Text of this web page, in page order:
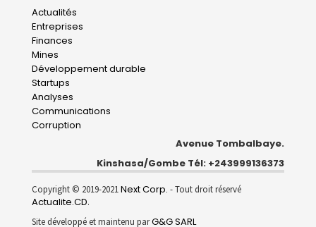
Main
navigation
Actualités
Entreprises
Finances
Mines
Développement durable
Startups
Analyses
Communications
Corruption
Avenue Tombalbaye.
Kinshasa/Gombe Tél: +243999136373
Copyright © 2019-2021Next Corp. - Tout droit réservé
Actualite.CD.
Site développé et maintenu parG&G SARL